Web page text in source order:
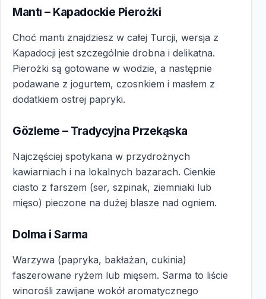
Mantı – Kapadockie Pierożki
Choć mantı znajdziesz w całej Turcji, wersja z
Kapadocji jest szczególnie drobna i delikatna.
Pierożki są gotowane w wodzie, a następnie
podawane z jogurtem, czosnkiem i masłem z
dodatkiem ostrej papryki.
Gözleme – Tradycyjna Przekąska
Najczęściej spotykana w przydrożnych
kawiarniach i na lokalnych bazarach. Cienkie
ciasto z farszem (ser, szpinak, ziemniaki lub
mięso) pieczone na dużej blasze nad ogniem.
Dolma i Sarma
Warzywa (papryka, bakłażan, cukinia)
faszerowane ryżem lub mięsem. Sarma to liście
winorośli zawijane wokół aromatycznego